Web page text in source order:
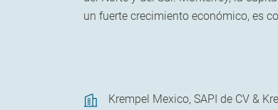
un fuerte crecimiento económico, es
Krempel Mexico, SAPI de CV &